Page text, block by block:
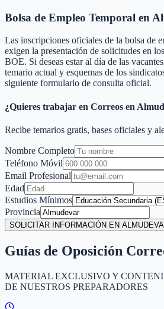
Bolsa de Empleo Temporal en
Las inscripciones oficiales de la bolsa de
exigen la presentación de solicitudes en
BOE. Si deseas estar al día de las
temario actual y esquemas de los
siguiente formulario de consulta oficial.
¿Quieres trabajar en Correos en
Recibe temarios gratis, bases oficiales y
Nombre Completo
Teléfono Móvil
Email Profesional
Edad
Estudios Mínimos
Provincia
SOLICITAR INFORMACIÓN EN
Guías de Oposición
MATERIAL EXCLUSIVO Y
DE NUESTROS PREPARADORES